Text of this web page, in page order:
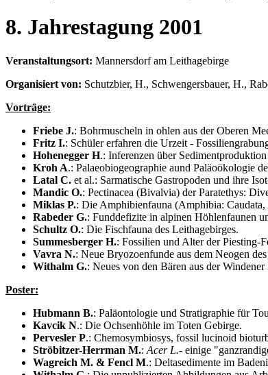
8. Jahrestagung 2001
Veranstaltungsort: Mannersdorf am Leithagebirge
Organisiert von: Schutzbier, H., Schwengersbauer, H.,
Vorträge:
Friebe J.: Bohrmuscheln in ohlen aus der Oberen
Fritz I.: Schüler erfahren die Urzeit -
Hohenegger H.: Inferenzen über
Kroh A.: Palaeobiogeographie aund Paläoökologie
Latal C. et al.: Sarmatische Gastropoden und ihre
Mandic O.: Pectinacea (Bivalvia) der Paratethys:
Miklas P.: Die Amphibienfauna (Amphibia:
Rabeder G.: Funddefizite in alpinen Höhlenfaunen
Schultz O.: Die Fischfauna des Leithagebirges.
Summesberger H.: Fossilien und Alter der Piesting-
Vavra N.: Neue Bryozoenfunde aus dem Neogen
Withalm G.: Neues von den Bären aus der Windener
Poster:
Hubmann B.: Paläontologie und Stratigraphie für
Kavcik N.: Die Ochsenhöhle im Toten Gebirge.
Pervesler P.: Chemosymbiosys, fossil lucinoid
Ströbitzer-Herrman M.: Acer L.- einige
Wagreich M. & Fencl M.: Deltasedimente im